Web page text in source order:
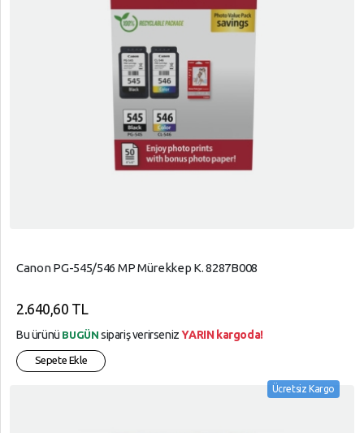
Canon PG-545/546 MP Mürekkep K. 8287B008
2.640,60 TL
Bu ürünü BUGÜN sipariş verirsenizYARIN kargoda!
Sepete Ekle
Ücretsiz Kargo